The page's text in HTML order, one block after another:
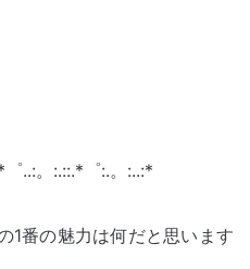
..:。:.::.*゜:.。:..:*
1番の魅力は何だと思います